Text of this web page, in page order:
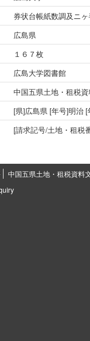
券状台帳紙数調及ニ
広島県
１６７枚
広島大学図書館
中国五県土地・租税
[県]広島県 [年号]明治
[請求記号/土地・租税
中国五県土地・租税資料